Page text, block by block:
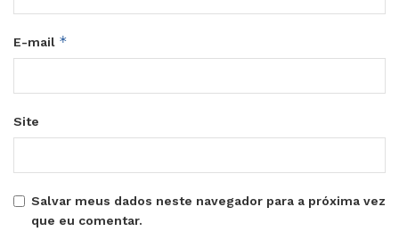
E-mail *
Site
Salvar meus dados neste navegador para a próxima vez
que eu comentar.